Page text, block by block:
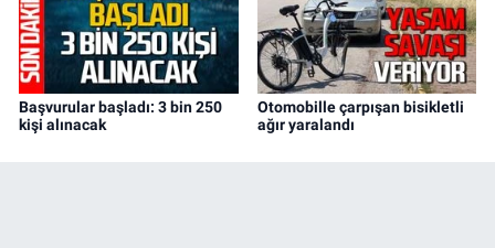
Başvurular başladı: 3 bin 250
kişi alınacak
Otomobille çarpışan bisikletli
ağır yaralandı